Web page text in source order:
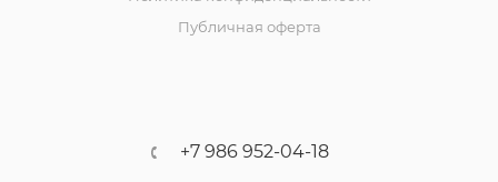
Публичная оферта
+7 986 952-04-18